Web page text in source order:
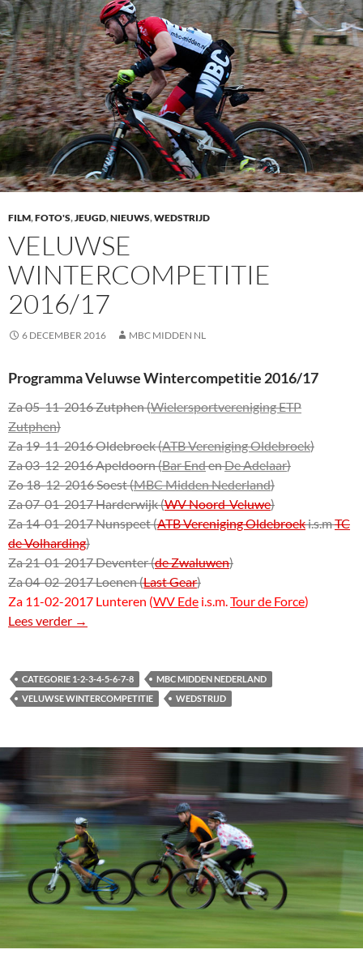
FILM,FOTO'S,JEUGD,NIEUWS,WEDSTRIJD
VELUWSE
WINTERCOMPETITIE
2016/17
6 DECEMBER 2016 MBC MIDDEN NL
Programma Veluwse Wintercompetitie 2016/17
Za 05-11-2016 Zutphen (Wielersportvereniging ETP
Zutphen)
Za 19-11-2016 Oldebroek (ATB Vereniging Oldebroek)
Za 03-12-2016 Apeldoorn (Bar EndenDe Adelaar)
Zo 18-12-2016 Soest (MBC Midden Nederland)
Za 07-01-2017 Harderwijk (WV Noord-Veluwe)
Za 14-01-2017 Nunspeet (ATB Vereniging Oldebroeki.s.mTC
de Volharding)
Za 21-01-2017 Deventer (de Zwaluwen)
Za 04-02-2017 Loenen (Last Gear)
Za 11-02-2017 Lunteren (WV Ede i.s.m.Tour de Force)
Lees verder Veluwse Wintercompetitie 2016/17
→
CATEGORIE 1-2-3-4-5-6-7-8
MBC MIDDEN NEDERLAND
VELUWSE WINTERCOMPETITIE
WEDSTRIJD